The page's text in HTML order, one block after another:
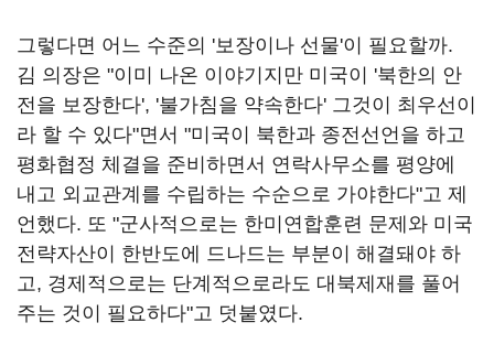
그렇다면 어느 수준의 '보장이나 선물'이 필요할까.
김 의장은 "이미 나온 이야기지만 미국이 '북한의 안
전을 보장한다', '불가침을 약속한다' 그것이 최우선이
라 할 수 있다"면서 "미국이 북한과 종전선언을 하고
평화협정 체결을 준비하면서 연락사무소를 평양에
내고 외교관계를 수립하는 수순으로 가야한다"고 제
언했다. 또 "군사적으로는 한미연합훈련 문제와 미국
전략자산이 한반도에 드나드는 부분이 해결돼야 하
고, 경제적으로는 단계적으로라도 대북제재를 풀어
주는 것이 필요하다"고 덧붙였다.